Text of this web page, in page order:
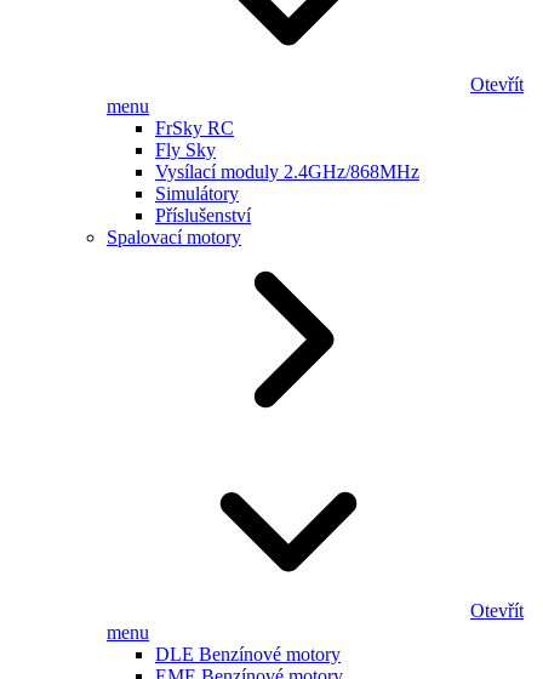
Otevřít
menu
FrSky RC
Fly Sky
Vysílací moduly 2.4GHz/868MHz
Simulátory
Příslušenství
Spalovací motory
Otevřít
menu
DLE Benzínové motory